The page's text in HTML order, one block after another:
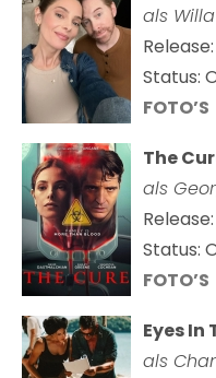
als Willa
Status:
FOTO’S
The
als
Status:
FOTO’S
Eyes In
als